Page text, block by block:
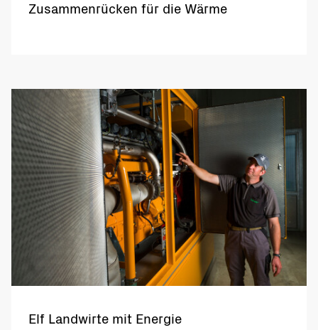
Zusammenrücken für die Wärme
Elf Landwirte mit Energie